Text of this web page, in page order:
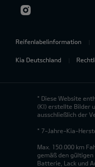
Reifenlabelinformation
Kia Deutschland
* Diese Website
(KI) erstellte Bilder
ausschließlich der
* 7-Jahre-Kia-
Max. 150.000 km
gemäß den gültigen
Batterie, Lack und